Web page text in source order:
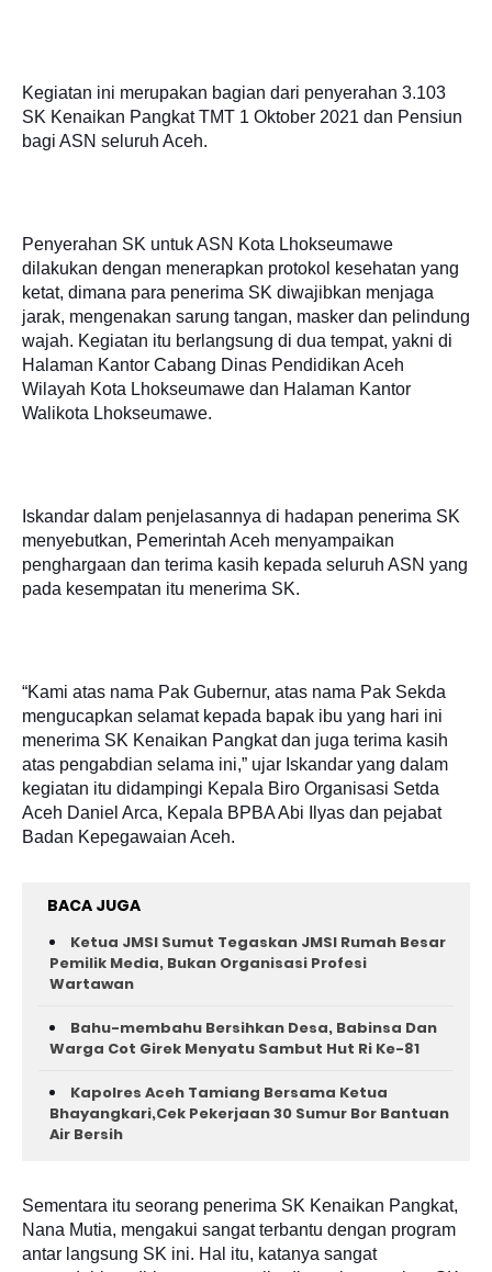
Kegiatan ini merupakan bagian dari penyerahan 3.103
SK Kenaikan Pangkat TMT 1 Oktober 2021 dan Pensiun
bagi ASN seluruh Aceh.
Penyerahan SK untuk ASN Kota Lhokseumawe
dilakukan dengan menerapkan protokol kesehatan yang
ketat, dimana para penerima SK diwajibkan menjaga
jarak, mengenakan sarung tangan, masker dan pelindung
wajah. Kegiatan itu berlangsung di dua tempat, yakni di
Halaman Kantor Cabang Dinas Pendidikan Aceh
Wilayah Kota Lhokseumawe dan Halaman Kantor
Walikota Lhokseumawe.
Iskandar dalam penjelasannya di hadapan penerima SK
menyebutkan, Pemerintah Aceh menyampaikan
penghargaan dan terima kasih kepada seluruh ASN yang
pada kesempatan itu menerima SK.
“Kami atas nama Pak Gubernur, atas nama Pak Sekda
mengucapkan selamat kepada bapak ibu yang hari ini
menerima SK Kenaikan Pangkat dan juga terima kasih
atas pengabdian selama ini,” ujar Iskandar yang dalam
kegiatan itu didampingi Kepala Biro Organisasi Setda
Aceh Daniel Arca, Kepala BPBA Abi Ilyas dan pejabat
Badan Kepegawaian Aceh.
BACA JUGA
Ketua JMSI Sumut Tegaskan JMSI Rumah Besar
Pemilik Media, Bukan Organisasi Profesi
Wartawan
Bahu-membahu Bersihkan Desa, Babinsa Dan
Warga Cot Girek Menyatu Sambut Hut Ri Ke-81 ‎
Kapolres Aceh Tamiang Bersama Ketua
Bhayangkari,Cek Pekerjaan 30 Sumur Bor Bantuan
Air Bersih
Sementara itu seorang penerima SK Kenaikan Pangkat,
Nana Mutia, mengakui sangat terbantu dengan program
antar langsung SK ini. Hal itu, katanya sangat